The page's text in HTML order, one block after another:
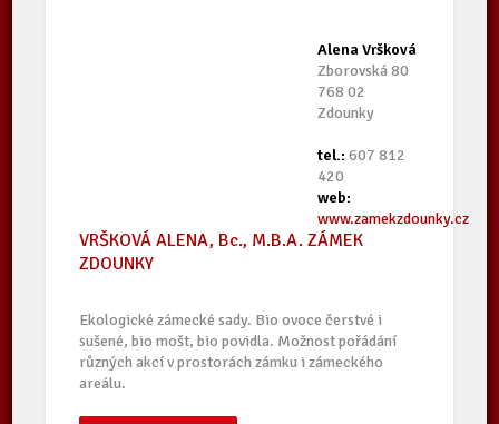
Alena Vršková
Zborovská 80
768 02
Zdounky
tel.: 607 812
420
web:
www.zamekzdounky.cz
VRŠKOVÁ ALENA, Bc., M.B.A. ZÁMEK
ZDOUNKY
Ekologické zámecké sady. Bio ovoce čerstvé i
sušené, bio mošt, bio povidla. Možnost pořádání
různých akcí v prostorách zámku i zámeckého
areálu.